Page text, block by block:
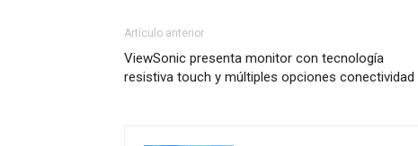
Artículo anterior
ViewSonic presenta monitor con tecnología
resistiva touch y múltiples opciones conectividad